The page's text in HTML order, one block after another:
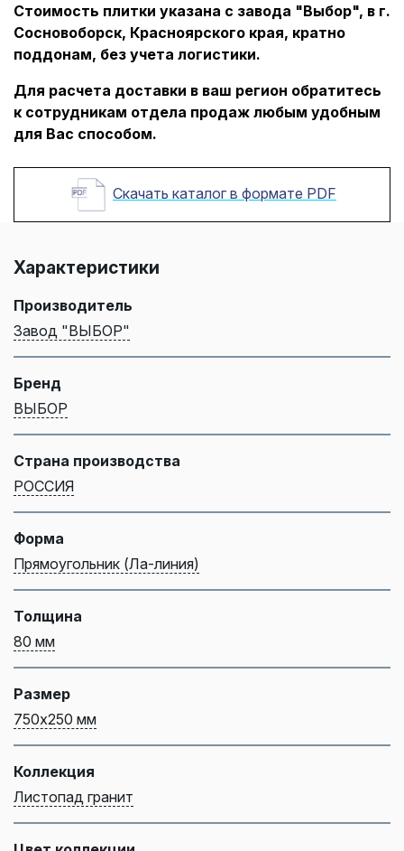
Стоимость плитки указана с завода "Выбор", в г.
Сосновоборск, Красноярского края, кратно
поддонам, без учета логистики.
Для расчета доставки в ваш регион обратитесь
к сотрудникам отдела продаж любым удобным
для Вас способом.
Скачать каталог в формате PDF
Характеристики
Производитель
Завод "ВЫБОР"
Бренд
ВЫБОР
Страна производства
РОССИЯ
Форма
Прямоугольник (Ла-линия)
Толщина
80 мм
Размер
750х250 мм
Коллекция
Листопад гранит